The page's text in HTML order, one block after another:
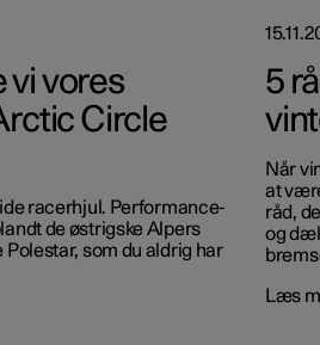
vi vores
Circle
racerhjul. Performance-
de østrigske Alpers
Polestar, som du aldrig har
5
Når
at
råd,
og
Læs